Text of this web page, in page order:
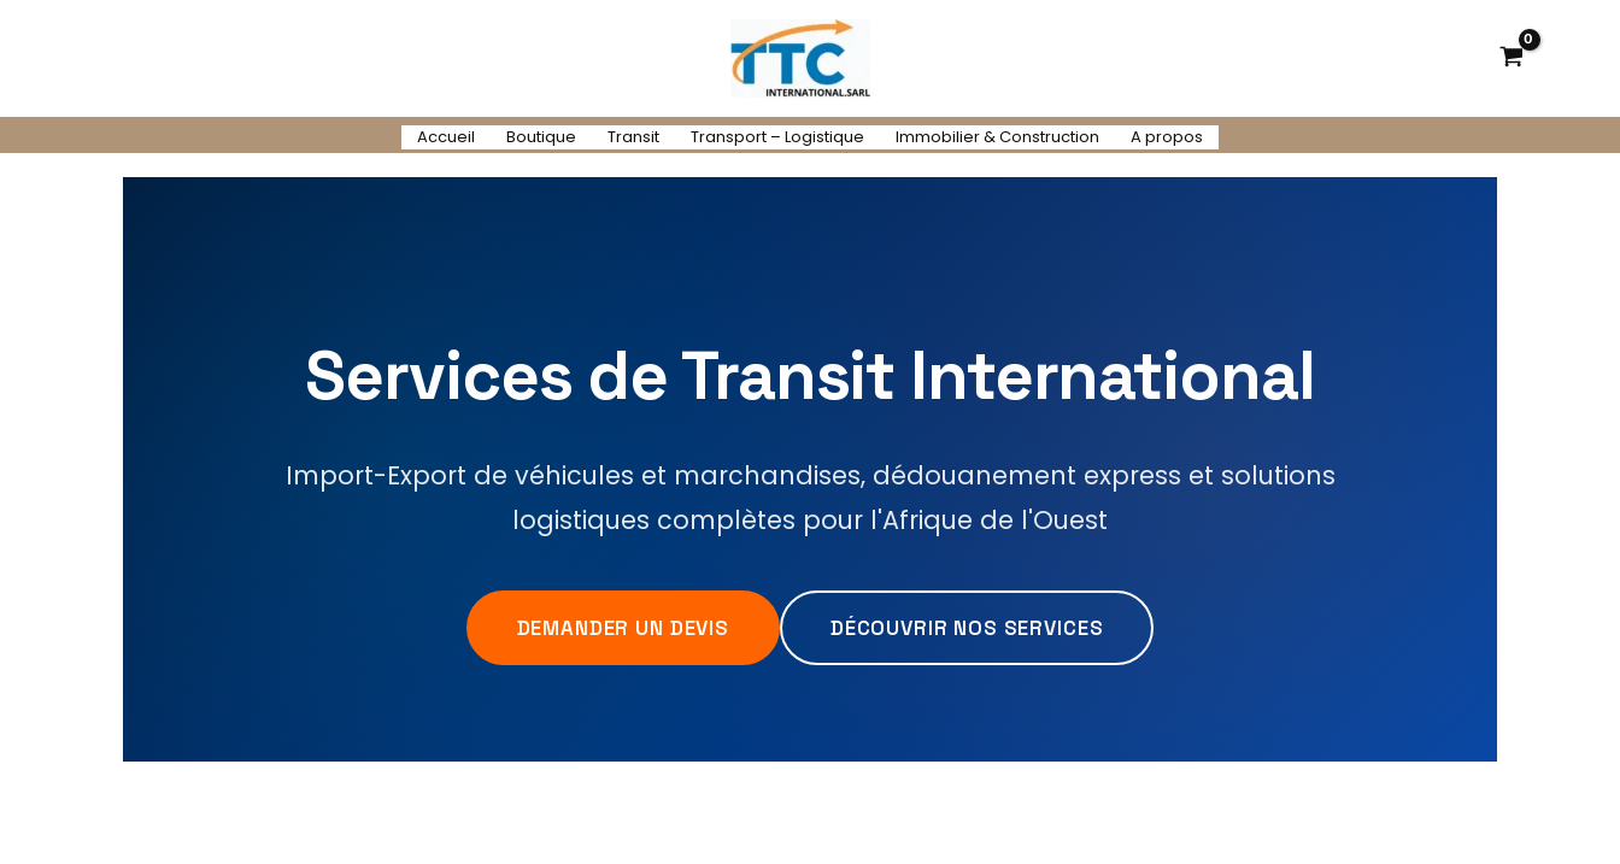
Accueil Boutique Transit Transport – Logistique Immobilier & Construction A propos
Services de Transit International
Import-Export de véhicules et marchandises, dédouanement express et solutions
logistiques complètes pour l'Afrique de l'Ouest
DEMANDER UN DEVIS DÉCOUVRIR NOS SERVICES